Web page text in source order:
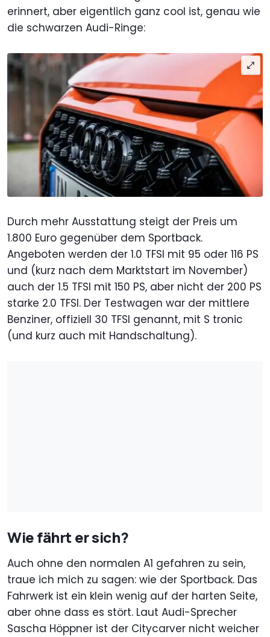
erinnert, aber eigentlich ganz cool ist, genau wie
die schwarzen Audi-Ringe:
Durch mehr Ausstattung steigt der Preis um
1.800 Euro gegenüber dem Sportback.
Angeboten werden der 1.0 TFSI mit 95 oder 116 PS
und (kurz nach dem Marktstart im November)
auch der 1.5 TFSI mit 150 PS, aber nicht der 200 PS
starke 2.0 TFSI. Der Testwagen war der mittlere
Benziner, offiziell 30 TFSI genannt, mit S tronic
(und kurz auch mit Handschaltung).
Wie fährt er sich?
Auch ohne den normalen A1 gefahren zu sein,
traue ich mich zu sagen: wie der Sportback. Das
Fahrwerk ist ein klein wenig auf der harten Seite,
aber ohne dass es stört. Laut Audi-Sprecher
Sascha Höppner ist der Citycarver nicht weicher